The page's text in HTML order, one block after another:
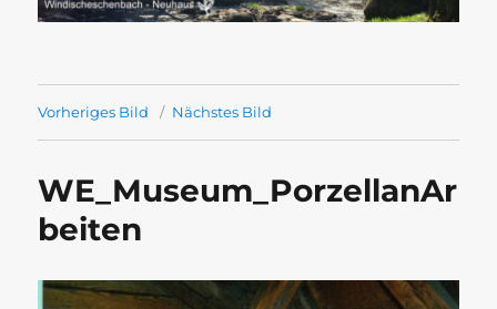
Vorheriges Bild Nächstes Bild
WE_Museum_PorzellanAr
beiten